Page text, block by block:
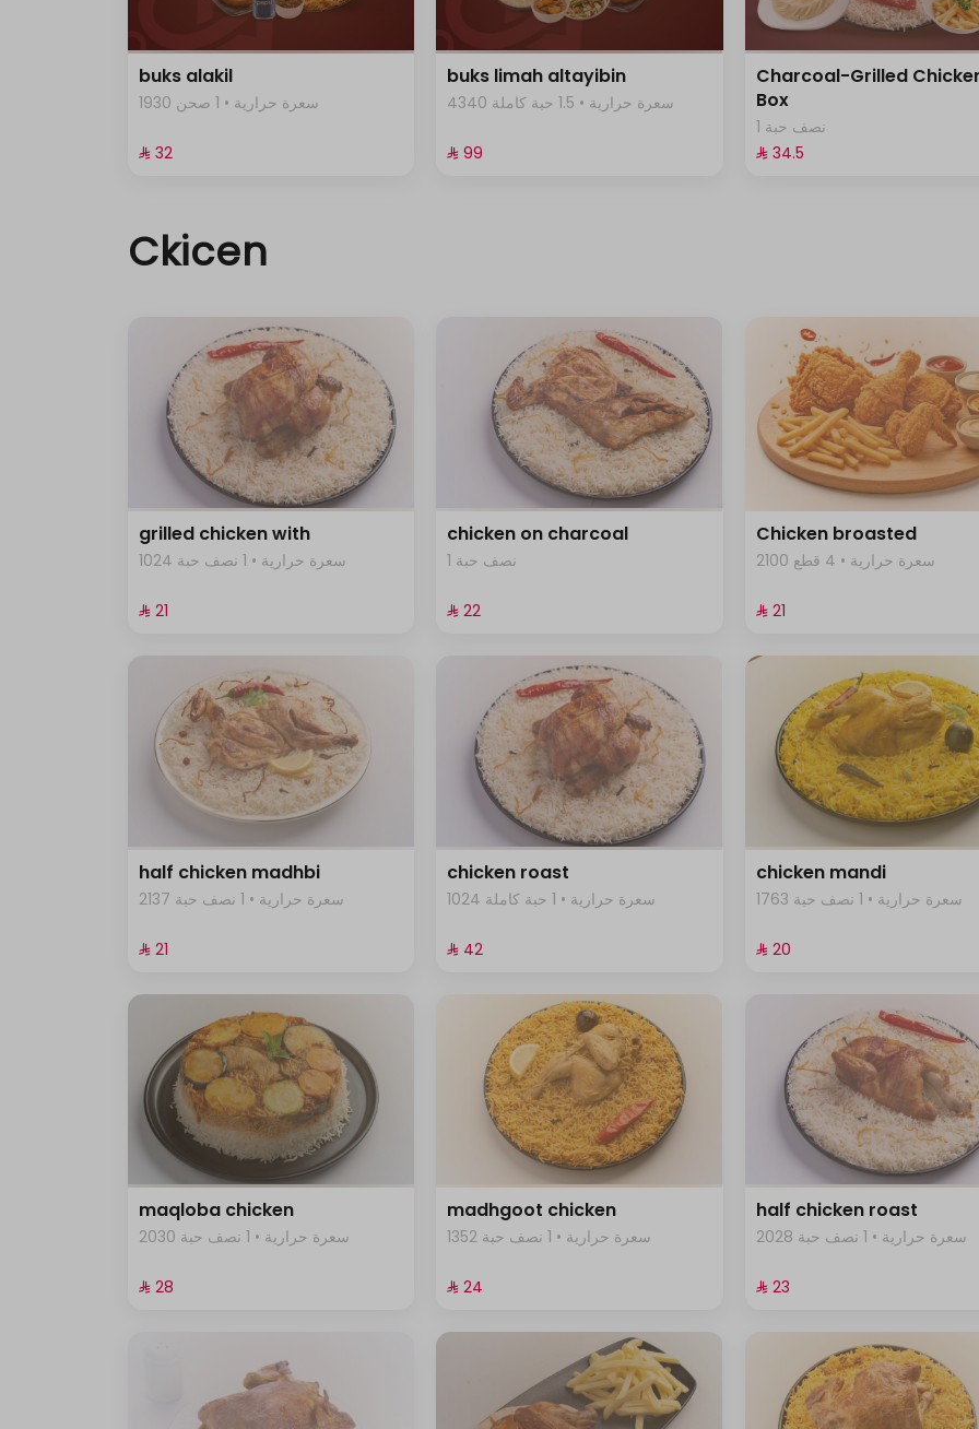
buks alakil
1930 سعرة حرارية • 1 صحن
⁨⁦‪‬ 32⁩
buks limah altayibin
4340 سعرة حرارية • 1.5 حبة كاملة
⁨⁦‪‬ 99⁩
Charcoal-Grilled
Box
1 نصف حبة
⁨⁦‪‬ 34.5⁩
Ckicen
grilled chicken with
1024 سعرة حرارية • 1 نصف حبة
⁨⁦‪‬ 21⁩
chicken on charcoal
1 نصف حبة
⁨⁦‪‬ 22⁩
Chicken broasted
2100 سعرة حرارية • 4 قطع
⁨⁦‪‬ 21⁩
half chicken madhbi
2137 سعرة حرارية • 1 نصف حبة
⁨⁦‪‬ 21⁩
chicken roast
1024 سعرة حرارية • 1 حبة كاملة
⁨⁦‪‬ 42⁩
chicken mandi
1763 سعرة حرارية • 1 نصف حبة
⁨⁦‪‬ 20⁩
maqloba chicken
2030 سعرة حرارية • 1 نصف حبة
⁨⁦‪‬ 28⁩
madhgoot chicken
1352 سعرة حرارية • 1 نصف حبة
⁨⁦‪‬ 24⁩
half chicken roast
2028 سعرة حرارية • 1 نصف حبة
⁨⁦‪‬ 23⁩